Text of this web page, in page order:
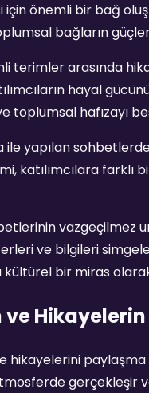
önemli bir bağ
bağların
terimler arasında
hayal
toplumsal hafızayı
yapılan
katılımcılara farklı
vazgeçilmez
ve bilgileri
bir miras
Hikayelerin
hikayelerini
gerçekleşir